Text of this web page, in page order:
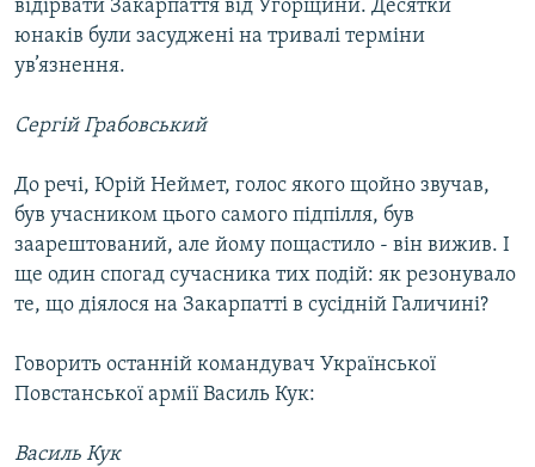
відірвати Закарпаття від Угорщини. Десятки
юнаків були засуджені на тривалі терміни
ув’язнення.
Сергій Грабовський
До речі, Юрій Неймет, голос якого щойно звучав,
був учасником цього самого підпілля, був
заарештований, але йому пощастило - він вижив. І
ще один спогад сучасника тих подій: як резонувало
те, що діялося на Закарпатті в сусідній Галичині?
Говорить останній командувач Української
Повстанської армії Василь Кук:
Василь Кук